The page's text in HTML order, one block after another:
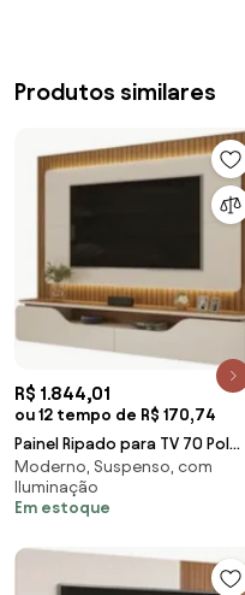
Produtos similares
R$ 1.844,01
ou 12 tempo de R$ 170,74
Painel Ripado para TV 70 Pol
com Bancada Suspensa 210cm
Trevis D04 Off
Moderno, Suspenso, com
Iluminação
Em estoque